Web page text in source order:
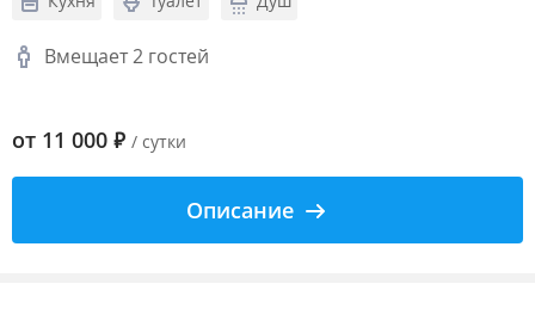
Вмещает 2 гостей
от 11 000 ₽ / сутки
Описание